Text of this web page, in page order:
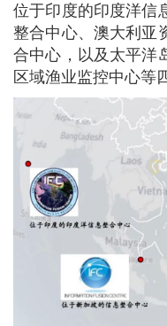
位于印度的印度洋信
整合中心、澳大利亚
合中心，以及太平洋
区域渔业监控中心等